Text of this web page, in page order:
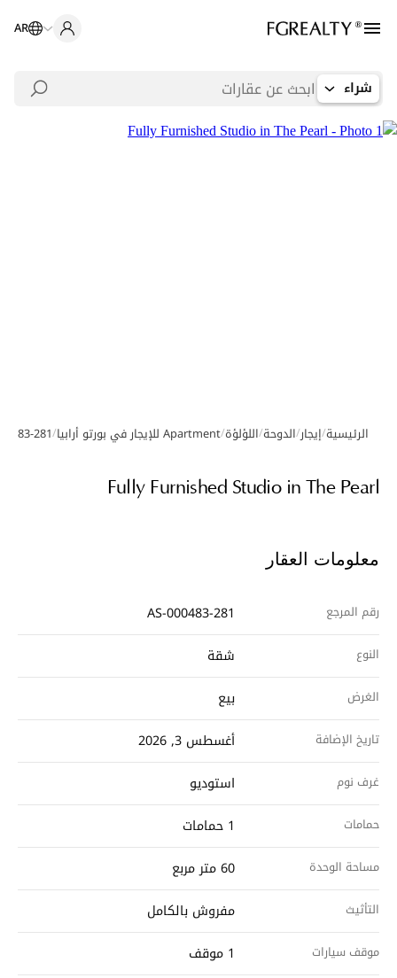
AR
شراء
معرض الصور
الرئيسية/إيجار/الدوحة/اللؤلؤة/Apartment للإيجار في بورتو أرابيا /
281
Fully Furnished Studio in The Pearl
معلومات العقار
رقم المرجع AS-000483-281
النوع شقة
الغرض بيع
تاريخ الإضافة أغسطس 3, 2026
غرف نوم استوديو
حمامات 1 حمامات
مساحة الوحدة 60 متر مربع
التأثيث مفروش بالكامل
موقف سيارات 1 موقف